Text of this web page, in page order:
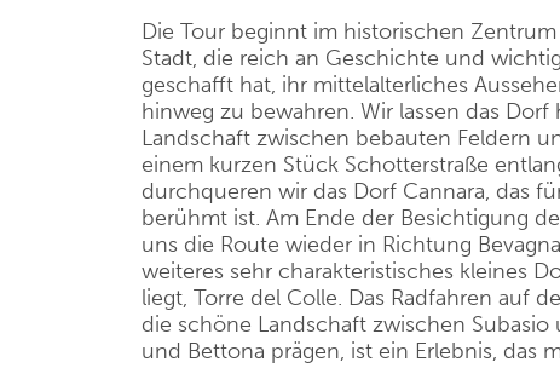
Die Tour beginnt im historischen
Stadt, die reich an Geschichte und
geschafft hat, ihr mittelalterliches
hinweg zu bewahren. Wir lassen das
Landschaft zwischen bebauten Feldern
einem kurzen Stück Schotterstraße
durchqueren wir das Dorf Cannara, das
berühmt ist. Am Ende der Besichtigung
uns die Route wieder in Richtung
weiteres sehr charakteristisches kleines
liegt, Torre del Colle. Das Radfahren auf
die schöne Landschaft zwischen
und Bettona prägen, ist ein Erlebnis, das